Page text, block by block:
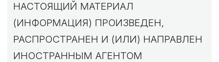
НАСТОЯЩИЙ МАТЕРИАЛ
(ИНФОРМАЦИЯ) ПРОИЗВЕДЕН,
РАСПРОСТРАНЕН И (ИЛИ) НАПРАВЛЕН
ИНОСТРАННЫМ АГЕНТОМ